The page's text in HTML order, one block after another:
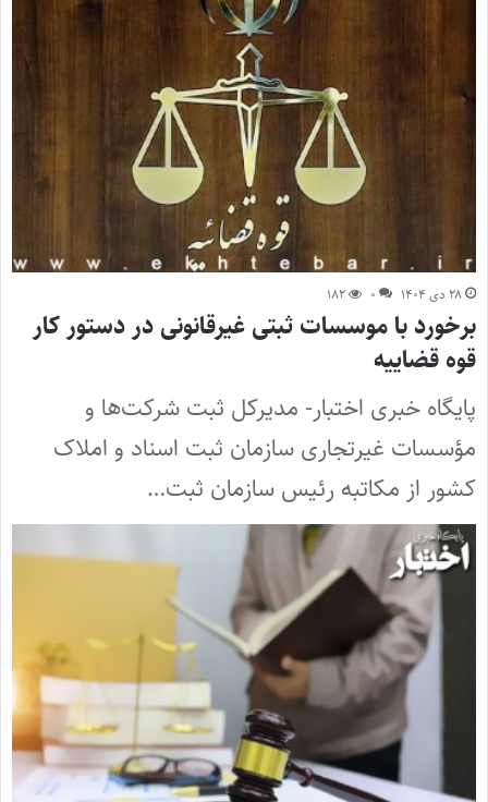
۲۸ دی ۱۴۰۴ ۰ ۱۸۲
برخورد با موسسات ثبتی غیرقانونی در دستور کار
قوه قضاییه
پایگاه خبری اختبار- مدیرکل ثبت شرکت‌ها و
مؤسسات غیرتجاری سازمان ثبت اسناد و املاک
کشور از مکاتبه رئیس سازمان ثبت…